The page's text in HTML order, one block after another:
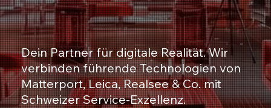
Dein Partner für digitale Realität. Wir
verbinden führende Technologien von
Matterport, Leica, Realsee & Co. mit
Schweizer Service-Exzellenz.